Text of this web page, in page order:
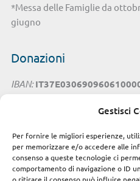
Gestisci
Per fornire le migliori esperienze,
per memorizzare e/o accedere alle
consenso a queste tecnologie ci
comportamento di navigazione o ID
*Messa delle Famiglie da
giugno
Donazioni
IBAN:
Intestato a:Parrocchia San
Cesta della Solidarietà
Seguici sui Social